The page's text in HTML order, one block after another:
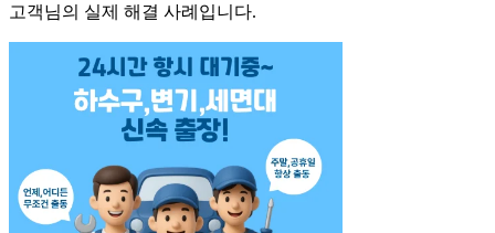
고객님의 실제 해결 사례입니다.